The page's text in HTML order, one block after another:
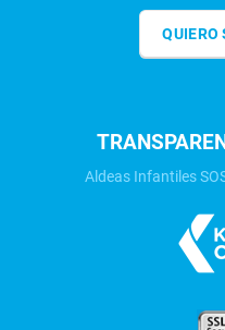
QUIERO
Aldeas Infantiles